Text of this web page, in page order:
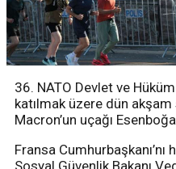
36. NATO Devlet ve
katılmak üzere dün
Macron’un uçağı
Fransa Cumhurbaşkanı’nı
Sosyal Güvenlik Bakanı